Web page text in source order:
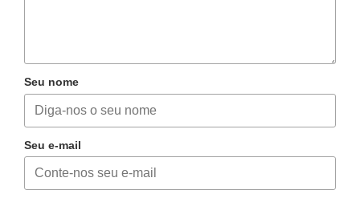
Seu nome
Seu e-mail